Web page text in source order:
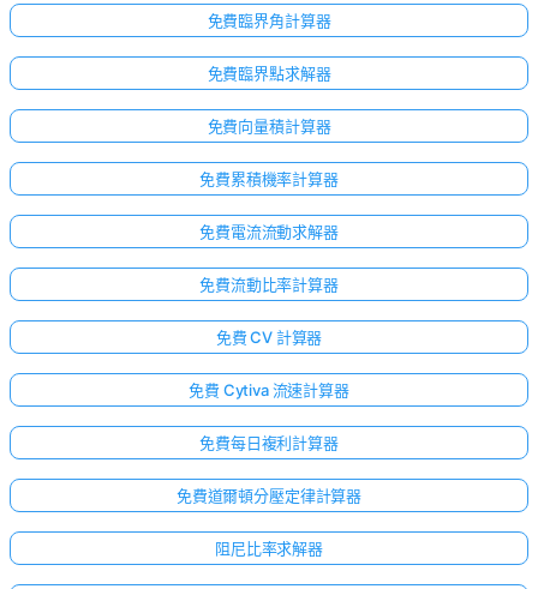
免費臨界角計算器
免費臨界點求解器
免費向量積計算器
免費累積機率計算器
免費電流流動求解器
免費流動比率計算器
免費 CV 計算器
免費 Cytiva 流速計算器
免費每日複利計算器
免費道爾頓分壓定律計算器
阻尼比率求解器